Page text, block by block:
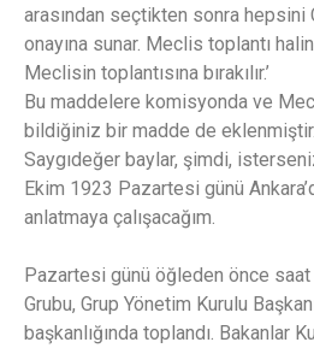
arasından seçtikten sonra hepsini
onayına sunar. Meclis toplantı
Meclisin toplantısına bırakılır.’
Bu maddelere komisyonda ve
bildiğiniz bir madde de eklenmiştir.
Saygıdeğer baylar, şimdi,
Ekim 1923 Pazartesi günü
anlatmaya çalışacağım.
Pazartesi günü öğleden önce
Grubu, Grup Yönetim Kurulu
başkanlığında toplandı. Bakanlar